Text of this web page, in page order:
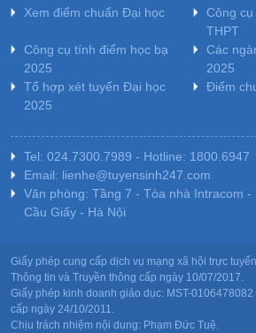
Xem điểm chuẩn Đại học
Công
THPT
Công cụ tính điểm học bạ
2025
Các
2025
Tổ hợp xét tuyển Đại học
2025
Điểm
Tel: 024.7300.7989 - Hotline: 1800.6947
Email: lienhe@tuyensinh247.com
Văn phòng: Tầng 7 - Tòa nhà Intracom -
Cầu Giấy - Hà Nội
Giấy phép cung cấp dịch vụ mạng xã hội trực
Thông tin và Truyền thông cấp ngày 10/07/2017.
Giấy phép kinh doanh giáo dục: MST-
cấp ngày 24/10/2011.
Chịu trách nhiệm nội dung: Phạm Đức Tuệ.